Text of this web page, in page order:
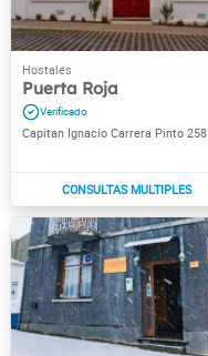
Puerta Roja
Capitan Ignacio Carrera Pinto 258